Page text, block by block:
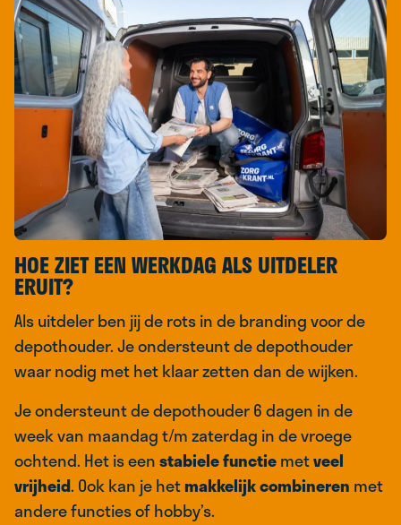
HOE ZIET EEN WERKDAG ALS UITDELER
ERUIT?
Als uitdeler ben jij de rots in de branding voor de
depothouder. Je ondersteunt de depothouder
waar nodig met het klaar zetten dan de wijken.
Je ondersteunt de depothouder 6 dagen in de
week van maandag t/m zaterdag in de vroege
ochtend. Het is eenstabiele functiemetveel
vrijheid. Ook kan je hetmakkelijk combineren met
andere functies of hobby’s.